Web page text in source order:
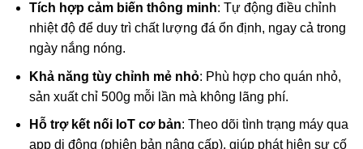
Tích hợp cảm biến thông minh: Tự động điều chỉnh
nhiệt độ để duy trì chất lượng đá ổn định, ngay cả trong
ngày nắng nóng.
Khả năng tùy chỉnh mẻ nhỏ: Phù hợp cho quán nhỏ,
sản xuất chỉ 500g mỗi lần mà không lãng phí.
Hỗ trợ kết nối IoT cơ bản: Theo dõi tình trạng máy qua
app di động (phiên bản nâng cấp), giúp phát hiện sự cố